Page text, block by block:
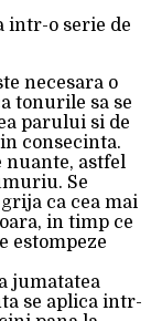
intr-o serie de
necesara o
tonurile sa se
parului si de
consecinta.
astfel
Se
ca cea mai
in timp ce
estompeze
jumatatea
se aplica intr-